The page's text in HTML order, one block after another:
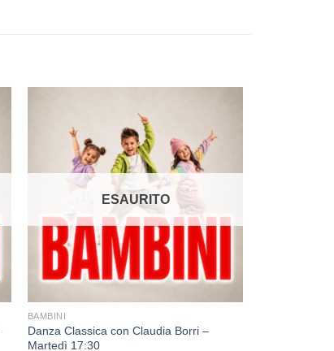
ESAURITO
BAMBINI
Danza Classica con Claudia Borri –
Martedì 17:30